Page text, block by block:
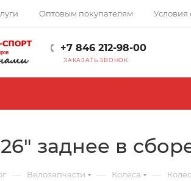
Оптовым покупателям Условия
+7 846 212-98-00
ЗАКАЗАТЬ ЗВОНОК
заднее в
— Велозапчасти — Колеса —